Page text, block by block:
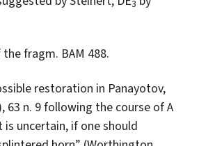
3
fragm. BAM 488.
restoration in Panayotov,
63 n. 9 following the course of A
is uncertain, if one should